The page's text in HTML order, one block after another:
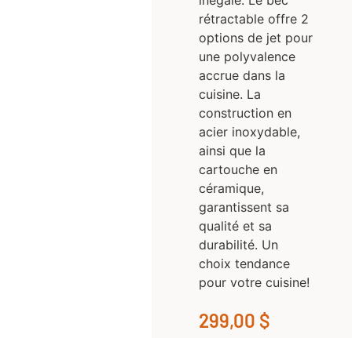
rétractable offre 2
options de jet pour
une polyvalence
accrue dans la
cuisine. La
construction en
acier inoxydable,
ainsi que la
cartouche en
céramique,
garantissent sa
qualité et sa
durabilité. Un
choix tendance
pour votre cuisine!
299,00 $